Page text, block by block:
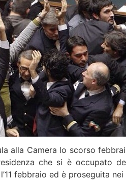
alla Camera lo scorso
che si è occupato
febbraio ed è proseguita